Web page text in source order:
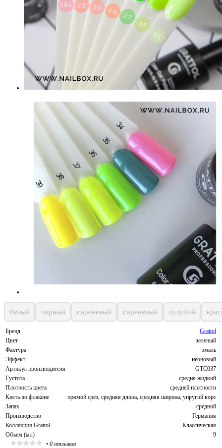
белый черный сиреневый сиреневый голубой
Бренд
Grattol
Цвет
зеленый
Фактура
эмаль
Эффект
неоновый
Артикул производителя
GTC037
Густота
средне-жидкий
Плотность цвета
средней плотности
Кисть во флаконе
прямой срез, средняя длина, средняя ширина, упругий ворс
Запах
средний
Производство
Германия
Коллекция Grattol
Классическая
Объем (мл)
9
• 0 отзывов